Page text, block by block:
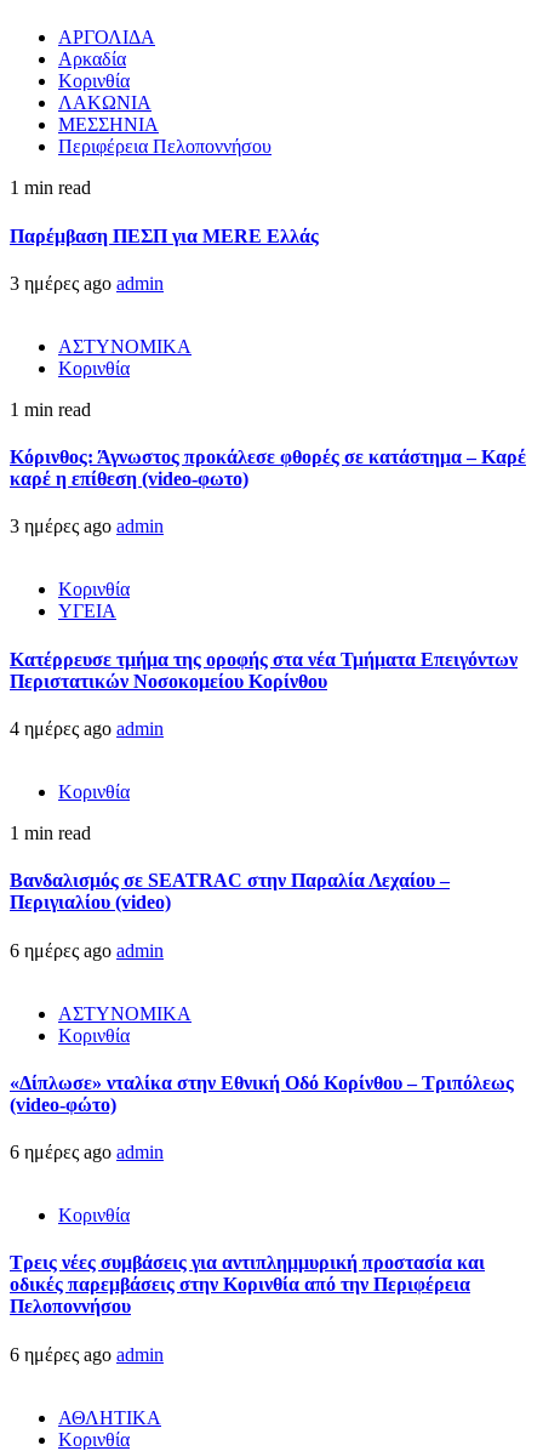
ΑΡΓΟΛΙΔΑ
Αρκαδία
Κορινθία
ΛΑΚΩΝΙΑ
ΜΕΣΣΗΝΙΑ
Περιφέρεια Πελοποννήσου
1 min read
Παρέμβαση ΠΕΣΠ για MERE Ελλάς
3 ημέρες ago admin
ΑΣΤΥΝΟΜΙΚΑ
Κορινθία
1 min read
Κόρινθος: Άγνωστος προκάλεσε φθορές σε κατάστημα – Καρέ
καρέ η επίθεση (video-φωτο)
3 ημέρες ago admin
Κορινθία
ΥΓΕΙΑ
Kατέρρευσε τμήμα της οροφής στα νέα Τμήματα Επειγόντων
Περιστατικών Νοσοκομείου Κορίνθου
4 ημέρες ago admin
Κορινθία
1 min read
Βανδαλισμός σε SEATRAC στην Παραλία Λεχαίου –
Περιγιαλίου (video)
6 ημέρες ago admin
ΑΣΤΥΝΟΜΙΚΑ
Κορινθία
«Δίπλωσε» νταλίκα στην Εθνική Oδό Κορίνθου – Τριπόλεως
(video-φώτο)
6 ημέρες ago admin
Κορινθία
Τρεις νέες συμβάσεις για αντιπλημμυρική προστασία και
οδικές παρεμβάσεις στην Κορινθία από την Περιφέρεια
Πελοποννήσου
6 ημέρες ago admin
ΑΘΛΗΤΙΚΑ
Κορινθία